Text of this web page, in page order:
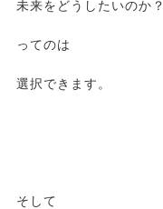
未来をどうしたいのか？
ってのは
選択できます。
そして